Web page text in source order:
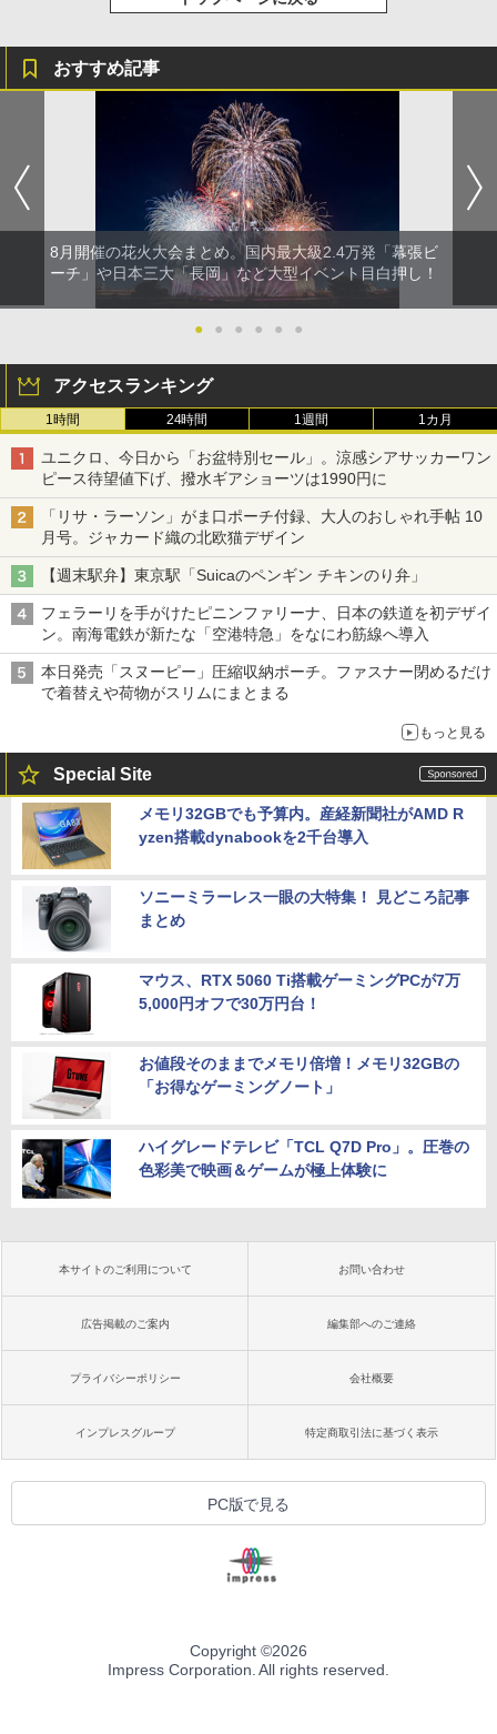
おすすめ記事
8月開催の花火大会まとめ。国内最大級2.4万発「幕張ビ
ーチ」や日本三大「長岡」など大型イベント目白押し！
● ● ● ● ● ●
アクセスランキング
1時間 24時間 1週間 1カ月
ユニクロ、今日から「お盆特別セール」。涼感シアサッカーワン
ピース待望値下げ、撥水ギアショーツは1990円に
「リサ・ラーソン」がま口ポーチ付録、大人のおしゃれ手帖 10
月号。ジャカード織の北欧猫デザイン
【週末駅弁】東京駅「Suicaのペンギン チキンのり弁」
フェラーリを手がけたピニンファリーナ、日本の鉄道を初デザイ
ン。南海電鉄が新たな「空港特急」をなにわ筋線へ導入
本日発売「スヌーピー」圧縮収納ポーチ。ファスナー閉めるだけ
で着替えや荷物がスリムにまとまる
もっと見る
Special Site
メモリ32GBでも予算内。産経新聞社がAMD R
yzen搭載dynabookを2千台導入
ソニーミラーレス一眼の大特集！ 見どころ記事
まとめ
マウス、RTX 5060 Ti搭載ゲーミングPCが7万
5,000円オフで30万円台！
お値段そのままでメモリ倍増！メモリ32GBの
「お得なゲーミングノート」
ハイグレードテレビ「TCL Q7D Pro」。圧巻の
色彩美で映画＆ゲームが極上体験に
本サイトのご利用について お問い合わせ
広告掲載のご案内 編集部へのご連絡
プライバシーポリシー 会社概要
インプレスグループ 特定商取引法に基づく表示
PC版で見る
Copyright ©2026
Impress Corporation. All rights reserved.